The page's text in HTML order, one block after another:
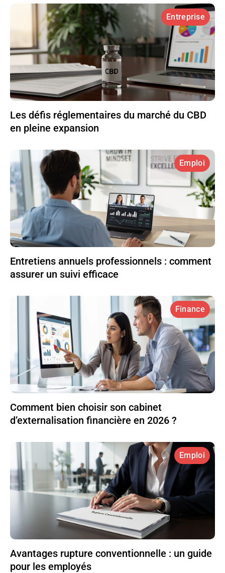
Entreprise
Les défis réglementaires du marché du CBD
en pleine expansion
Emploi
Entretiens annuels professionnels : comment
assurer un suivi efficace
Finance
Comment bien choisir son cabinet
d’externalisation financière en 2026 ?
Emploi
Avantages rupture conventionnelle : un guide
pour les employés